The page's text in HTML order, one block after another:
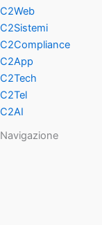
C2Web
C2Sistemi
C2Compliance
C2App
C2Tech
C2Tel
C2AI
Navigazione